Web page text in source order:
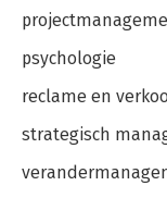
psychologie
reclame en
strategisch